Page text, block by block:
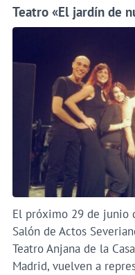
Teatro «El jardín de
El próximo 29 de junio
Salón de Actos
Teatro Anjana de la
Madrid, vuelven a